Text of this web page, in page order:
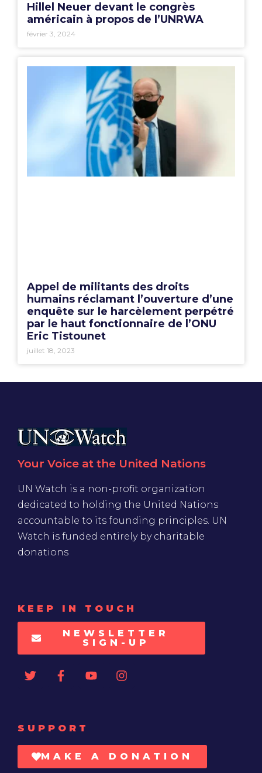
Hillel Neuer devant le congrès
américain à propos de l’UNRWA
février 3, 2024
Appel de militants des droits
humains réclamant l’ouverture d’une
enquête sur le harcèlement perpétré
par le haut fonctionnaire de l’ONU
Eric Tistounet
juillet 18, 2023
Your Voice at the United Nations
UN Watch is a non-profit organization
dedicated to holding the United Nations
accountable to its founding principles. UN
Watch is funded entirely by charitable
donations
KEEP IN TOUCH
NEWSLETTER
SIGN-UP
SUPPORT
MAKE A DONATION